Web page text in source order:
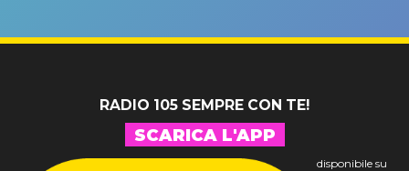
RADIO 105 SEMPRE CON TE!
SCARICA L'APP
disponibile su